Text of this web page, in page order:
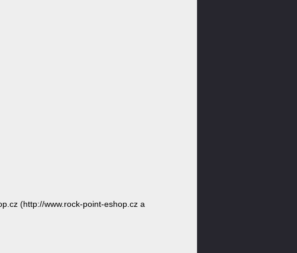
(http://www.rock-point-eshop.cz a